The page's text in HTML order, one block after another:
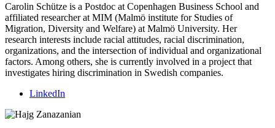
Carolin Schütze is a Postdoc at Copenhagen Business School and
affiliated researcher at MIM (Malmö institute for Studies of
Migration, Diversity and Welfare) at Malmö University. Her
research interests include racial attitudes, racial discrimination,
organizations, and the intersection of individual and organizational
factors. Among others, she is currently involved in a project that
investigates hiring discrimination in Swedish companies.
LinkedIn